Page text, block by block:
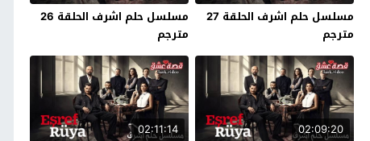
مسلسل حلم اشرف الحلقة 27
مترجم
مسلسل حلم اشرف الحلقة 26
مترجم
02:09:20
02:11:14